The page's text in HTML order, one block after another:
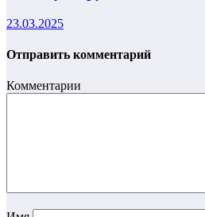
23.03.2025
Отправить комментарий
Комментарии